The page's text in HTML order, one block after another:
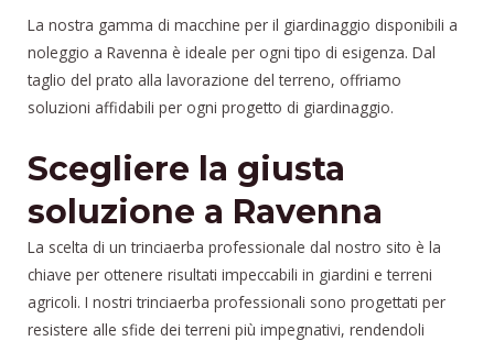
La nostra gamma di macchine per il giardinaggio disponibili a
noleggio a Ravenna è ideale per ogni tipo di esigenza. Dal
taglio del prato alla lavorazione del terreno, offriamo
soluzioni affidabili per ogni progetto di giardinaggio.
Scegliere la giusta
soluzione a Ravenna
La scelta di un trinciaerba professionale dal nostro sito è la
chiave per ottenere risultati impeccabili in giardini e terreni
agricoli. I nostri trinciaerba professionali sono progettati per
resistere alle sfide dei terreni più impegnativi, rendendoli